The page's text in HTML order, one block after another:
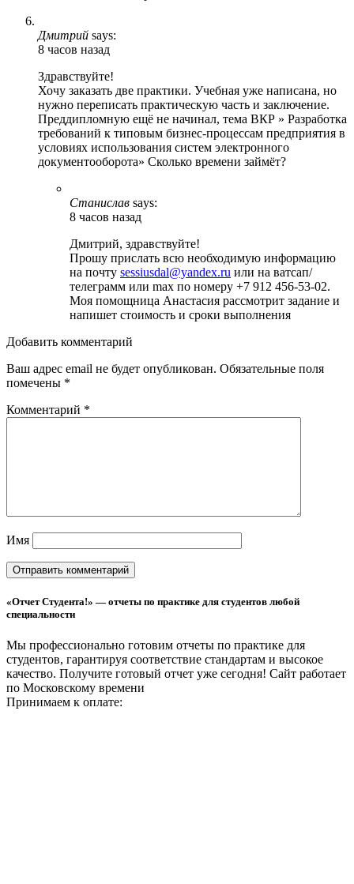
Дмитрий says:
8 часов назад
Здравствуйте!
Хочу заказать две практики. Учебная уже написана, но
нужно переписать практическую часть и заключение.
Преддипломную ещё не начинал, тема ВКР » Разработка
требований к типовым бизнес-процессам предприятия в
условиях использования систем электронного
документооборота» Сколько времени займёт?
Станислав says:
8 часов назад
Дмитрий, здравствуйте!
Прошу прислать всю необходимую информацию
на почту sessiusdal@yandex.ru или на ватсап/
телеграмм или max по номеру +7 912 456-53-02.
Моя помощница Анастасия рассмотрит задание и
напишет стоимость и сроки выполнения
Добавить комментарий
Ваш адрес email не будет опубликован. Обязательные поля
помечены *
Комментарий *
Имя
«Отчет Студента!» — отчеты по практике для студентов любой
специальности
Мы профессионально готовим отчеты по практике для
студентов, гарантируя соответствие стандартам и высокое
качество. Получите готовый отчет уже сегодня! Сайт работает
по Московскому времени
Принимаем к оплате: